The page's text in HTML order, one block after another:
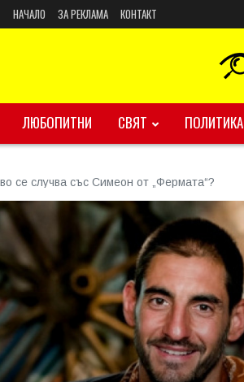
НАЧАЛО ЗА РЕКЛАМА КОНТАКТ
ЛЮБОПИТНИ СВЯТ ПОЛИТИКА
се случва със Симеон от „Фермата“?